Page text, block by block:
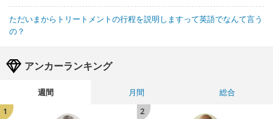
ただいまからトリートメントの行程を説明しますって英語でなんて言う
の？
アンカーランキング
週間 月間
総合
1
2